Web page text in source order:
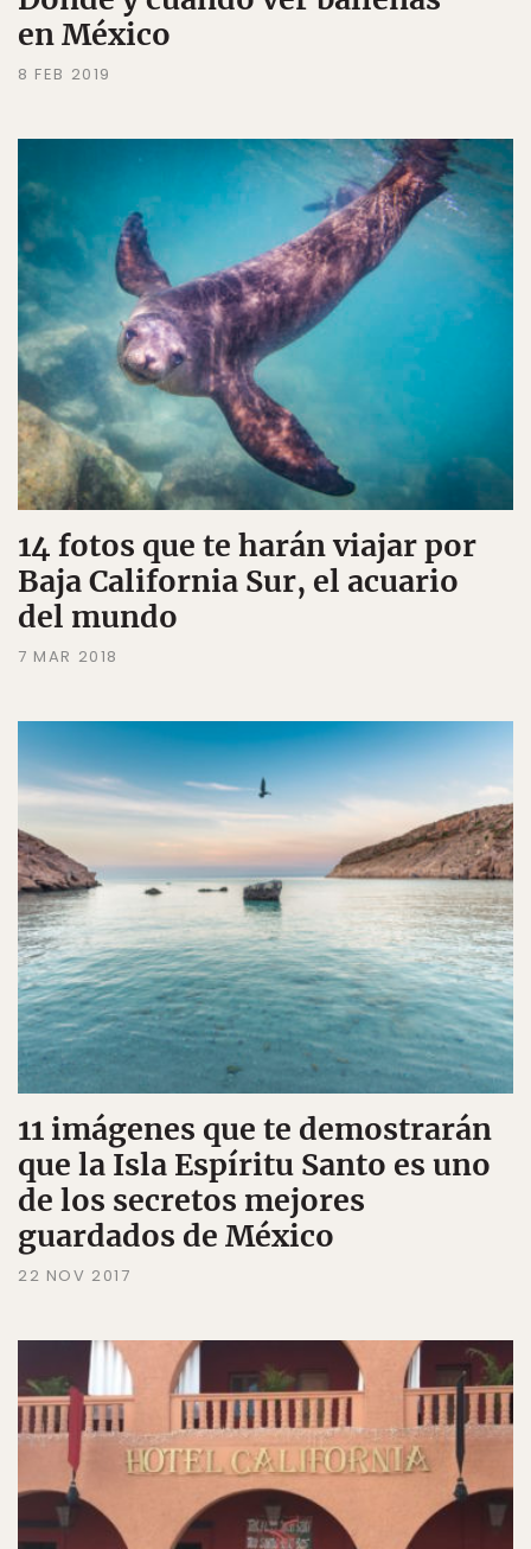
en México
8 FEB 2019
14 fotos que te harán viajar por
Baja California Sur, el acuario
del mundo
7 MAR 2018
11 imágenes que te demostrarán
que la Isla Espíritu Santo es uno
de los secretos mejores
guardados de México
22 NOV 2017